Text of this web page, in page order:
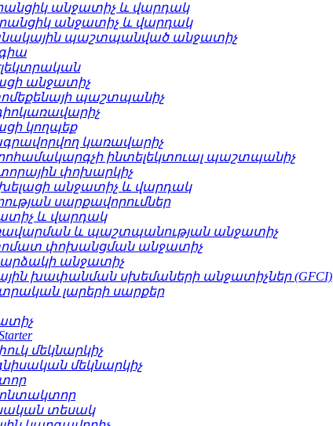
անջատիչ և վարդակ
անջատիչ և վարդակ
պաշտպանված անջատիչ
անջատիչ
պաշտպանիչ
կողպեք
կառավարիչ
ինտելեկտուալ պաշտպանիչ
փոխարկիչ
խելացի անջատիչ և վարդակ
սարքավորումներ
և վարդակ
և պաշտպանության անջատիչ
փոխանցման անջատիչ
անջատիչ
խափանման սխեմաների անջատիչներ (GFCI)
լարերի սարքեր
մեկնարկիչ
մեկնարկիչ
տեսակ